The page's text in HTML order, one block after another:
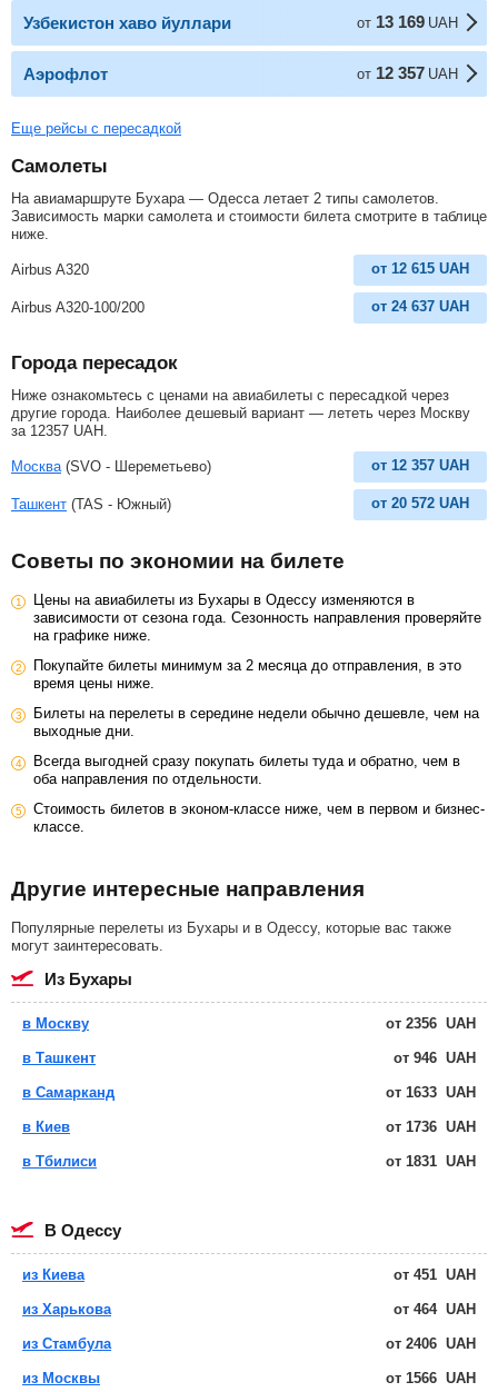
Узбекистон хаво йуллари от 13 169 UAH
Аэрофлот от 12 357 UAH
Еще рейсы с пересадкой
Самолеты
На авиамаршруте Бухара — Одесса летает 2 типы самолетов.
Зависимость марки самолета и стоимости билета смотрите в таблице
ниже.
Airbus A320 от 12 615 UAH
Airbus A320-100/200 от 24 637 UAH
Города пересадок
Ниже ознакомьтесь с ценами на авиабилеты с пересадкой через
другие города. Наиболее дешевый вариант — лететь через Москву
за 12357 UAH
Москва (SVO - Шереметьево) от 12 357 UAH
Ташкент (TAS - Южный) от 20 572 UAH
Советы по экономии на билете
Цены на авиабилеты из Бухары в Одессу изменяются в
зависимости от сезона года. Сезонность направления проверяйте
на графике ниже.
Покупайте билеты минимум за 2 месяца до отправления, в это
время цены ниже.
Билеты на перелеты в середине недели обычно дешевле, чем на
выходные дни.
Всегда выгодней сразу покупать билеты туда и обратно, чем в
оба направления по отдельности.
Стоимость билетов в эконом-классе ниже, чем в первом и бизнес-
классе.
Другие интересные направления
Популярные перелеты из Бухары и в Одессу, которые вас также
могут заинтересовать.
из Бухары
в Москву от 2356 UAH
в Ташкент от 946 UAH
в Самарканд от 1633 UAH
в Киев от 1736 UAH
в Тбилиси от 1831 UAH
в Одессу
из Киева от 451 UAH
из Харькова от 464 UAH
из Стамбула от 2406 UAH
из Москвы от 1566 UAH